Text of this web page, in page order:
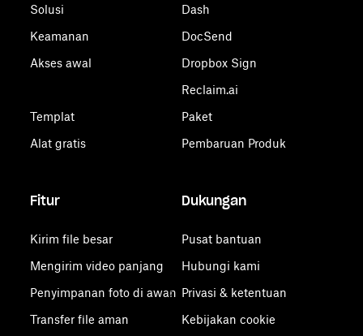
Solusi
Keamanan
Akses awal
Templat
Alat gratis
Dash
DocSend
Dropbox Sign
Reclaim.ai
Paket
Pembaruan Produk
Fitur
Kirim file besar
Mengirim video panjang
Penyimpanan foto di awan
Transfer file aman
Dukungan
Pusat bantuan
Hubungi kami
Privasi & ketentuan
Kebijakan cookie